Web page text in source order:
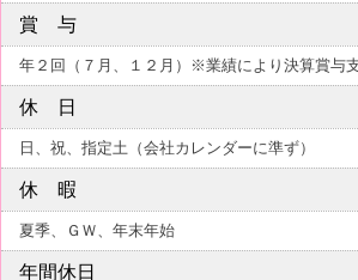
賞 与
年２回（７月、１２月）※業績により決算賞与
休 日
日、祝、指定土（会社カレンダーに準ず）
休 暇
夏季、ＧＷ、年末年始
年間休日